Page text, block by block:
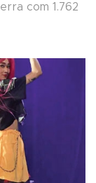
com 1.762